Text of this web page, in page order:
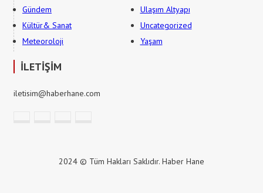
Gündem
Kültür& Sanat
Meteoroloji
Ulaşım Altyapı
Uncategorized
Yaşam
İLETİŞİM
iletisim@haberhane.com
2024 © Tüm Hakları Saklıdır. Haber Hane